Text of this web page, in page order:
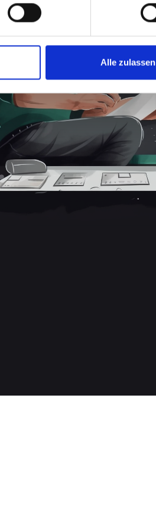
Alle zulassen